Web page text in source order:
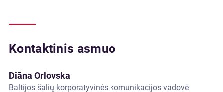
Kontaktinis asmuo
Diāna Orlovska
Baltijos šalių korporatyvinės komunikacijos vadovė